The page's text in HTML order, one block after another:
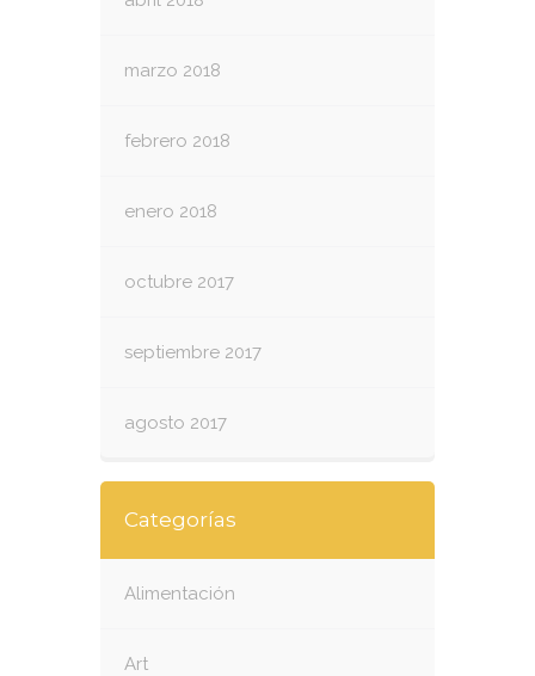
marzo 2018
febrero 2018
enero 2018
octubre 2017
septiembre 2017
agosto 2017
Categorías
Alimentación
Art